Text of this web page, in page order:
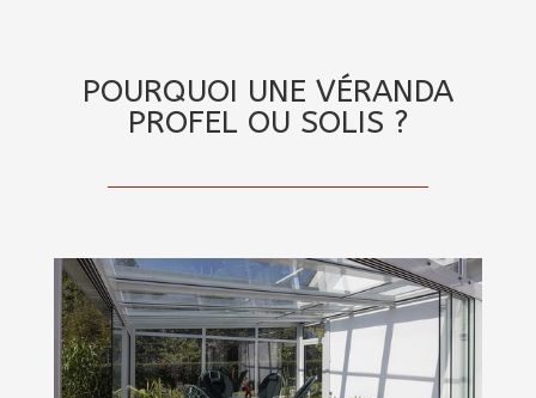
POURQUOI UNE VÉRANDA
PROFEL OU SOLIS ?